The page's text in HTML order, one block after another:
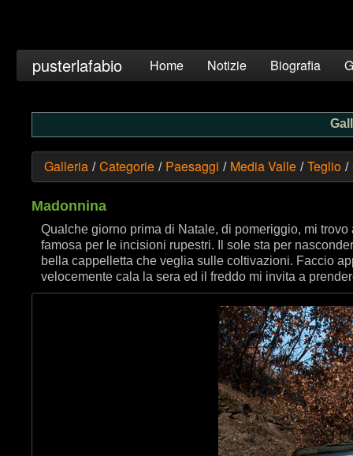
pusterlafabio Home Notizie Biografia
Galleria / Categorie / Paesaggi / Media Valle / Teglio /
Madonnina
Qualche giorno prima di Natale, di pomeriggio, mi
famosa per le incisioni rupestri. Il sole sta per
bella cappelletta che veglia sulle coltivazioni. Faccio
velocemente cala la sera ed il freddo mi invita a